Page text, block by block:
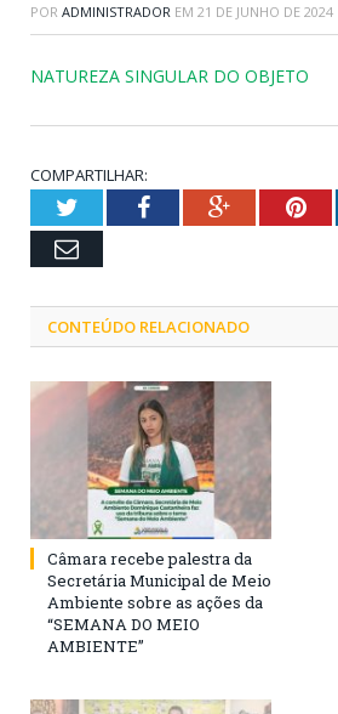
POR ADMINISTRADOR EM 21 DE JUNHO DE 2024
NATUREZA SINGULAR DO OBJETO
COMPARTILHAR:
TwitterFacebookGoogle+
Email
CONTEÚDO RELACIONADO
Câmara recebe palestra da
Secretária Municipal de Meio
Ambiente sobre as ações da
“SEMANA DO MEIO
AMBIENTE”